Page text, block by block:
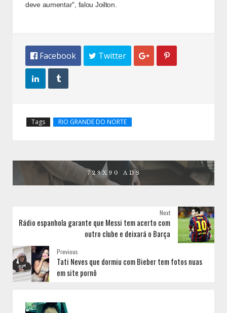
deve aumentar", falou Joilton.
 Facebook  Twitter  
 
Tags RIO GRANDE DO NORTE
Next
Rádio espanhola garante que Messi tem acerto com
outro clube e deixará o Barça
Previous
Tati Neves que dormiu com Bieber tem fotos nuas
em site pornô